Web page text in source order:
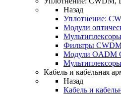
Назад
Уплотнение:
Модули
Фильтры
Модули OADM
Кабель и кабельная
Назад
Кабель и